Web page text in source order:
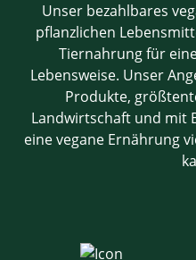
Unser bezahlbares
pflanzlichen
Tiernahrung für
Lebensweise. Unser
Produkte,
Landwirtschaft und mit
eine vegane Ernährung